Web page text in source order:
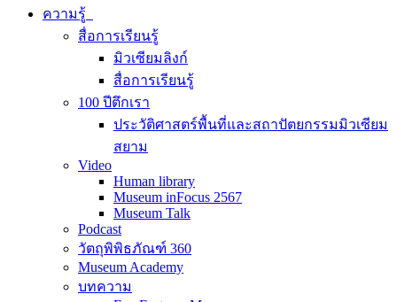
ความรู้
สื่อการเรียนรู้
มิวเซียมลิงก์
สื่อการเรียนรู้
100 ปีตึกเรา
ประวัติศาสตร์พื้นที่และสถาปัตยกรรมมิวเซียม
สยาม
Video
Human library
Museum inFocus 2567
Museum Talk
Podcast
วัตถุพิพิธภัณฑ์ 360
Museum Academy
บทความ